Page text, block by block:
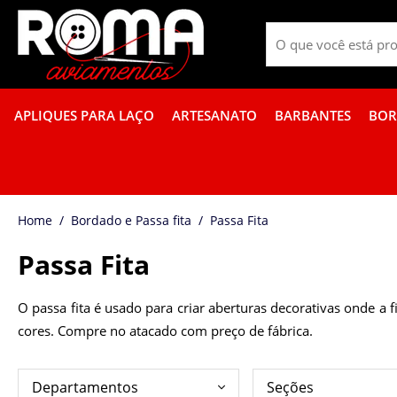
APLIQUES PARA LAÇO ARTESANATO BARBANTES
Bordado e Passa fita Passa Fita
Passa Fita
O passa fita é usado para criar aberturas decorativas onde
cores. Compre no atacado com preço de fábrica.